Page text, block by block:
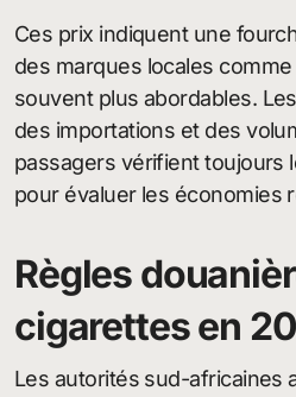
Ces prix indiquent une
des marques locales
souvent plus abordables.
des importations et des
passagers vérifient toujours
pour évaluer les économies
Règles
cigarettes en
Les autorités sud-africaines